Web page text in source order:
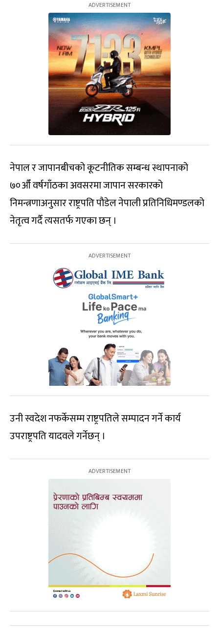
नेपाल र जापानबीचको कूटनीतिक सम्बन्ध स्थापनाको
७०औँ वर्षगाँठका अवसरमा जापान सरकारको
निमन्त्रणाअनुसार राष्ट्रपति पौडेल नेपाली प्रतिनिधिमण्डलको
नेतृत्व गर्दै त्यसतर्फ गएका छन् ।
उनी स्वदेश नफर्केसम्म राष्ट्रपतिले सम्पादन गर्ने कार्य
उपराष्ट्रपति यादवले गर्नेछन् ।